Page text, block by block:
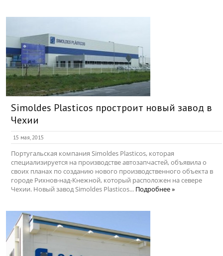
Simoldes Plasticos простроит новый завод в
Чехии
15 мая, 2015
Португальская компания Simoldes Plasticos, которая
специализируется на производстве автозапчастей, объявила о
своих планах по созданию нового производственного объекта в
городе Рихнов-над-Кнежной, который расположен на севере
Чехии. Новый завод Simoldes Plasticos... Подробнее »